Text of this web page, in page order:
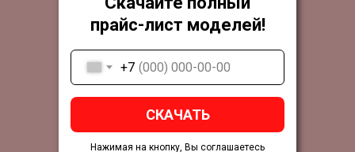
прайс-лист моделей!
+7
СКАЧАТЬ
Нажимая на кнопку, Вы соглашаетесь